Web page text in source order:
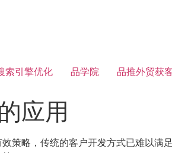
索引擎优化 品学院 品推外贸获
应用
策略，传统的客户开发方式已难以满